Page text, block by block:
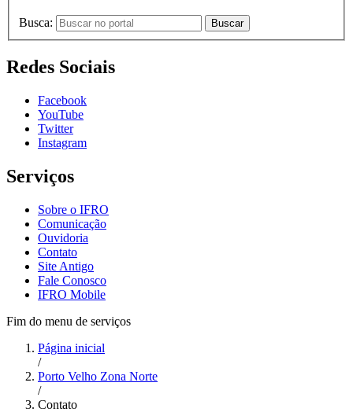
Busca: Buscar
Redes Sociais
Facebook
YouTube
Twitter
Instagram
Serviços
Sobre o IFRO
Comunicação
Ouvidoria
Contato
Site Antigo
Fale Conosco
IFRO Mobile
Fim do menu de serviços
Página inicial
/
Porto Velho Zona Norte
/
Contato